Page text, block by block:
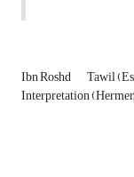
Ibn Roshd Tawil
Interpretation